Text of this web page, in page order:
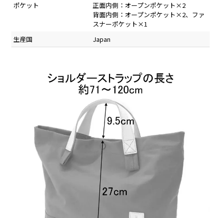
ポケット
正面内側：オープンポケット×2
背面内側：オープンポケット×2、ファ
スナーポケット×1
生産国
Japan